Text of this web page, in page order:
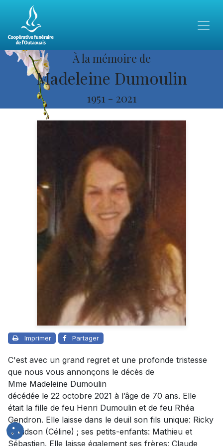
À la mémoire de
Madeleine Dumoulin
1951 - 2021
Imprimer Partager
C'est avec un grand regret et une profonde tristesse
que nous vous annonçons le décès de
Mme Madeleine Dumoulin
décédée le 22 octobre 2021 à l’âge de 70 ans. Elle
était la fille de feu Henri Dumoulin et de feu Rhéa
Gendron. Elle laisse dans le deuil son fils unique: Ricky
Davidson (Céline) ; ses petits-enfants: Mathieu et
Sébastien. Elle laisse également ses frères: Claude